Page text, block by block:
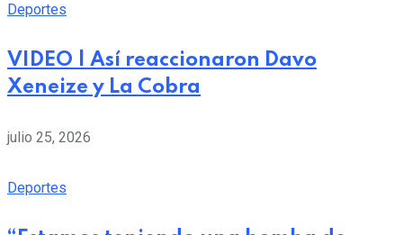
Deportes
VIDEO | Así reaccionaron Davo
Xeneize y La Cobra
julio 25, 2026
Deportes